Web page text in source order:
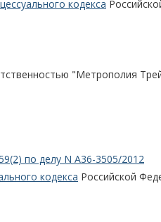
кодекса
"Метрополия
по делу N А36-3505/2012
кодекса Российской